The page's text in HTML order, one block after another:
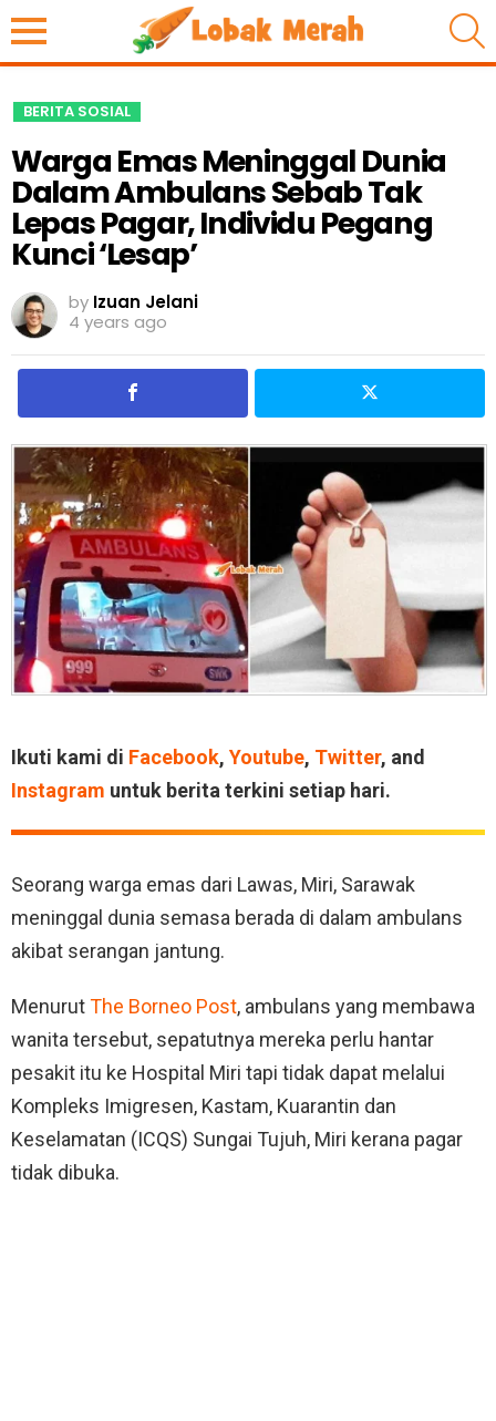
BERITA SOSIAL
Warga Emas Meninggal Dunia
Dalam Ambulans Sebab Tak
Lepas Pagar, Individu Pegang
Kunci ‘Lesap’
by Izuan Jelani
4 years ago
Ikuti kami di Facebook, Youtube, Twitter, and
Instagram untuk berita terkini setiap hari.
Seorang warga emas dari Lawas, Miri, Sarawak
meninggal dunia semasa berada di dalam ambulans
akibat serangan jantung.
MenurutThe Borneo Post, ambulans yang membawa
wanita tersebut, sepatutnya mereka perlu hantar
pesakit itu ke Hospital Miri tapi tidak dapat melalui
Kompleks Imigresen, Kastam, Kuarantin dan
Keselamatan (ICQS) Sungai Tujuh, Miri kerana pagar
tidak dibuka.